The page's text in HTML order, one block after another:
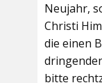
Neujahr,
Christi
die einen
bitte